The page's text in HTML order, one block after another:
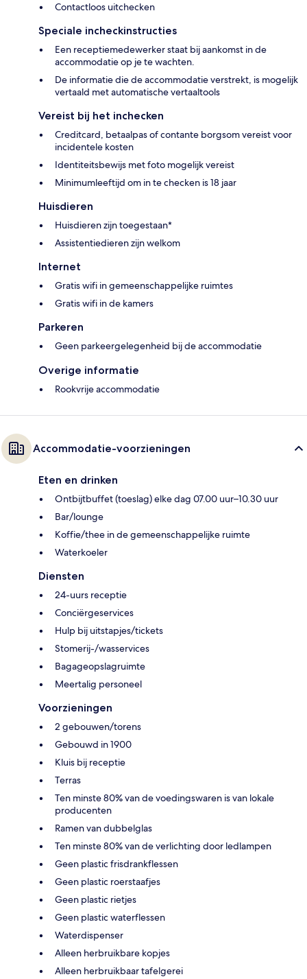
Contactloos uitchecken
Speciale incheckinstructies
Een receptiemedewerker staat bij aankomst in de
accommodatie op je te wachten.
De informatie die de accommodatie verstrekt, is mogelijk
vertaald met automatische vertaaltools
Vereist bij het inchecken
Creditcard, betaalpas of contante borgsom vereist voor
incidentele kosten
Identiteitsbewijs met foto mogelijk vereist
Minimumleeftijd om in te checken is 18 jaar
Huisdieren
Huisdieren zijn toegestaan*
Assistentiedieren zijn welkom
Internet
Gratis wifi in gemeenschappelijke ruimtes
Gratis wifi in de kamers
Parkeren
Geen parkeergelegenheid bij de accommodatie
Overige informatie
Rookvrije accommodatie
Accommodatie-voorzieningen
Eten en drinken
Ontbijtbuffet (toeslag) elke dag 07.00 uur–10.30 uur
Bar/lounge
Koffie/thee in de gemeenschappelijke ruimte
Waterkoeler
Diensten
24-uurs receptie
Conciërgeservices
Hulp bij uitstapjes/tickets
Stomerij-/wasservices
Bagageopslagruimte
Meertalig personeel
Voorzieningen
2 gebouwen/torens
Gebouwd in 1900
Kluis bij receptie
Terras
Ten minste 80% van de voedingswaren is van lokale
producenten
Ramen van dubbelglas
Ten minste 80% van de verlichting door ledlampen
Geen plastic frisdrankflessen
Geen plastic roerstaafjes
Geen plastic rietjes
Geen plastic waterflessen
Waterdispenser
Alleen herbruikbare kopjes
Alleen herbruikbaar tafelgerei